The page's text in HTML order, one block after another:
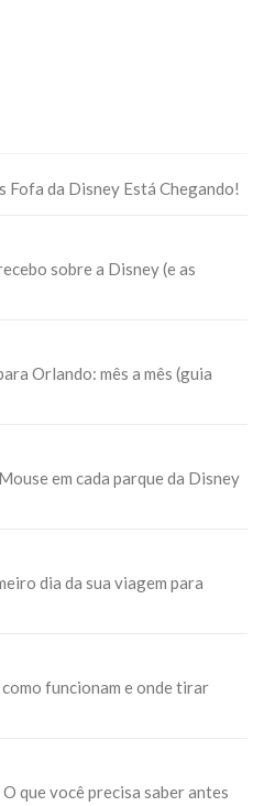
Fofa da Disney Está Chegando!
sobre a Disney (e as
Orlando: mês a mês (guia
em cada parque da Disney
dia da sua viagem para
funcionam e onde tirar
que você precisa saber antes